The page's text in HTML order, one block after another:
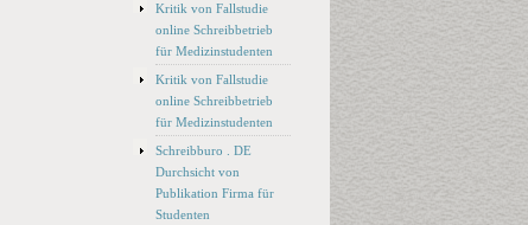
Kritik von Fallstudie
online Schreibbetrieb
für Medizinstudenten
Kritik von Fallstudie
online Schreibbetrieb
für Medizinstudenten
Schreibburo . DE
Durchsicht von
Publikation Firma für
Studenten